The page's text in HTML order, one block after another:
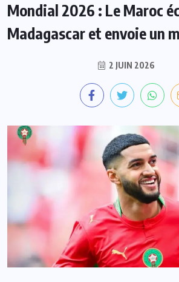
Mondial 2026 : Le Maroc
Madagascar et envoie un
2 JUIN 2026